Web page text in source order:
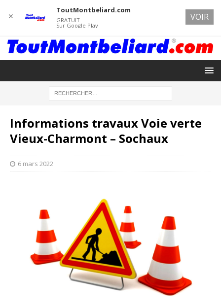
Informations travaux Voie verte
Vieux-Charmont – Sochaux
6 mars 2022
✕
ToutMontbeliard.com
GRATUIT
Sur Google Play
VOIR